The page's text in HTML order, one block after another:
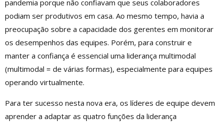
pandemia porque não confiavam que seus colaboradores
podiam ser produtivos em casa. Ao mesmo tempo, havia a
preocupação sobre a capacidade dos gerentes em monitorar
os desempenhos das equipes. Porém, para construir e
manter a confiança é essencial uma liderança multimodal
(multimodal = de várias formas), especialmente para equipes
operando virtualmente.
Para ter sucesso nesta nova era, os líderes de equipe devem
aprender a adaptar as quatro funções da liderança